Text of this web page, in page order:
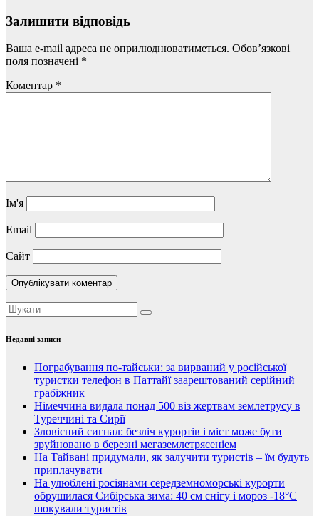
Залишити відповідь
Ваша e-mail адреса не оприлюднюватиметься. Обов’язкові
поля позначені *
Коментар *
Ім'я
Email
Сайт
Недавні записи
Пограбування по-тайськи: за вирваний у російської
туристки телефон в Паттайї заарештований серійний
грабіжник
Німеччина видала понад 500 віз жертвам землетрусу в
Туреччині та Сирії
Зловісний сигнал: безліч курортів і міст може бути
зруйновано в березні мегаземлетрясеніем
На Тайвані придумали, як залучити туристів – їм будуть
приплачувати
На улюблені росіянами середземноморські курорти
обрушилася Сибірська зима: 40 см снігу і мороз -18°C
шокували туристів